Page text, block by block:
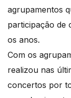
agrupamentos
participação de
os anos.
Com os
realizou nas
concertos por